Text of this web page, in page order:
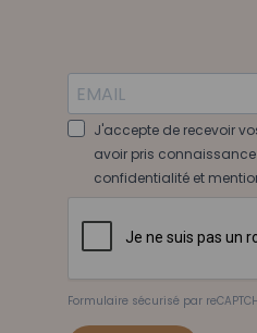
J'accepte de recevoir
avoir pris
confidentialité et
Formulaire sécurisé par